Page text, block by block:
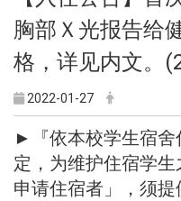
胸部Ｘ光报告给
格，详见内文。
2022-01-27
►『依本校学生宿舍
定，为维护住宿学
申请住宿者」，须